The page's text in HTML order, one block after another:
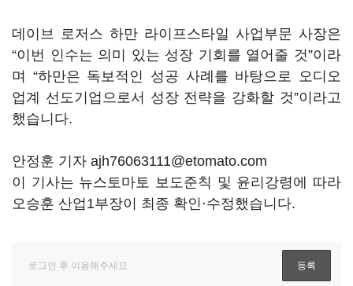
데이브 로저스 하만 라이프스타일 사업부문 사장은
“이번 인수는 의미 있는 성장 기회를 열어줄 것”이라
며 “하만은 독보적인 성공 사례를 바탕으로 오디오
업계 선도기업으로서 성장 전략을 강화할 것”이라고
했습니다.
안정훈 기자 ajh76063111@etomato.com
이 기사는 뉴스토마토 보도준칙 및 윤리강령에 따라
오승훈 산업1부장이 최종 확인·수정했습니다.